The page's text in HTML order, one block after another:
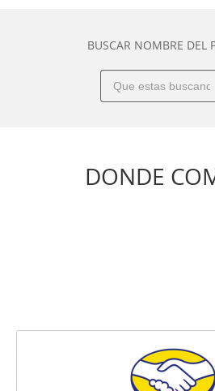
BUSCAR NOMBRE DEL
DONDE